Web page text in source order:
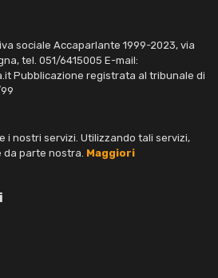
sociale Accaparlante 1999-2023, via
tel. 051/6415005 E-mail:
Pubblicazione registrata al tribunale di
i nostri servizi. Utilizzando tali servizi,
da parte nostra. Maggiori